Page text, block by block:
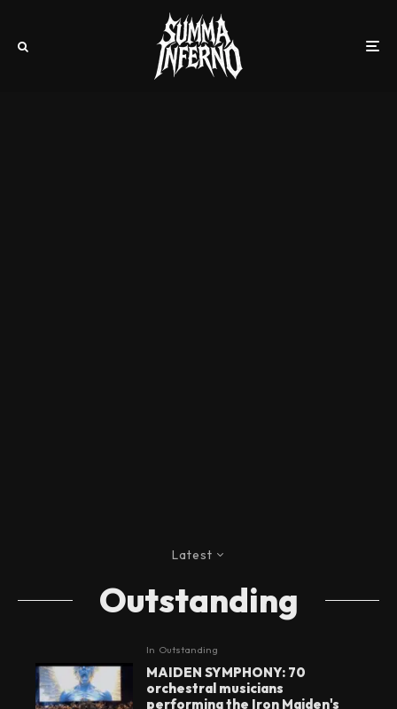
Latest
Outstanding
In Outstanding
MAIDEN SYMPHONY: 70
orchestral musicians
performing the Iron Maiden's